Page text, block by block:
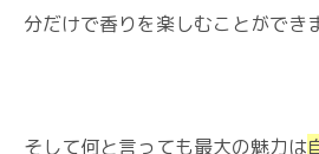
分だけで香りを楽しむことができ
そして何と言っても最大の魅力は